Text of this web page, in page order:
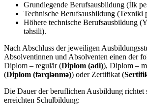
Grundlegende Berufsausbildung (İlk
Technische Berufsausbildung (Texniki
Höhere technische Berufsausbildung
təhsili).
Nach Abschluss der jeweiligen
Absolventinnen und Absolventen einen der
Diplom – regulär (Diplom (adi)), Diplom –
(Diplom (fərqlənmə)) oder Zertifikat (
Die Dauer der beruflichen Ausbildung richtet
erreichten Schulbildung: